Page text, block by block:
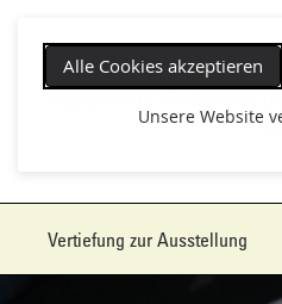
Alle Cookies akzeptieren
Unsere Website
Vertiefung zur Ausstellung